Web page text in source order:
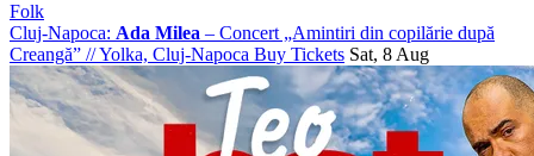
Folk
Cluj-Napoca: Ada Milea – Concert „Amintiri din copilărie după
Creangă” //Yolka, Cluj-Napoca Buy Tickets Sat, 8 Aug